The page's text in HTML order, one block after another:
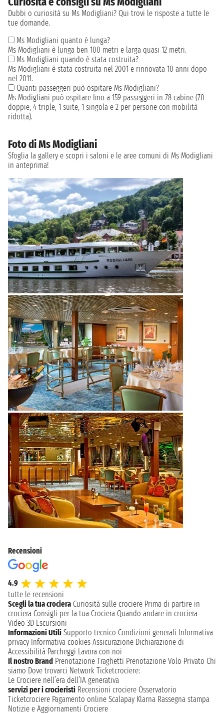
Dubbi o curiosità su Ms Modigliani? Qui trovi le risposte a tutte le
tue domande.
Ms Modigliani quanto è lunga?
Ms Modigliani è lunga ben 100 metri e larga quasi 12 metri.
Ms Modigliani quando è stata costruita?
Ms Modigliani è stata costruita nel 2001 e rinnovata 10 anni dopo
nel 2011.
Quanti passeggeri può ospitare Ms Modigliani?
Ms Modigliani può ospitare fino a 159 passeggeri in 78 cabine (70
doppie, 4 triple, 1 suite, 1 singola e 2 per persone con mobilità
ridotta).
Foto di Ms Modigliani
Sfoglia la gallery e scopri i saloni e le aree comuni di Ms Modigliani
in anteprima!
Recensioni
4.9
tutte le recensioni
Scegli la tua crociera Curiosità sulle crociere Prima di partire in
crociera Consigli per la tua Crociera Quando andare in crociera
Video 3D Escursioni
Informazioni Utili Supporto tecnico Condizioni generali Informativa
privacy Informativa cookies Assicurazione Dichiarazione di
Accessibilità Parcheggi Lavora con noi
Il nostro Brand Prenotazione Traghetti Prenotazione Volo Privato Chi
siamo Dove trovarci Network Ticketcrociere:
Le Crociere nell’era dell’IA generativa
servizi per i crocieristi Recensioni crociere Osservatorio
Ticketcrociere Pagamento online Scalapay Klarna Rassegna stampa
Notizie e Aggiornamenti Crociere